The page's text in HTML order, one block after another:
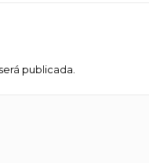
publicada.